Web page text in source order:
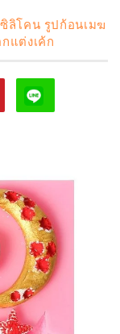
ลิโคน รูปก้อนเมฆ
แต่งเค้ก